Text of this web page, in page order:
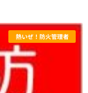
熱いぜ！防火管理者